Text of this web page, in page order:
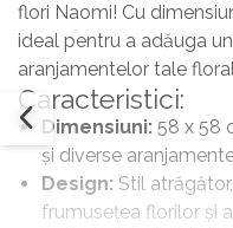
flori Naomi! Cu
ideal pentru a adăuga
aranjamentelor tale
Caracteristici:
Dimensiuni: 58 x 58
și diverse
Design: Stil
frumusețea florilor și